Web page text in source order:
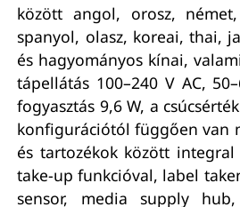
között angol, orosz,
spanyol, olasz, koreai, thai,
és hagyományos kínai,
tápellátás 100–240 V AC,
fogyasztás 9,6 W, a
konfigurációtól függően van
és tartozékok között
take-up funkcióval, label
sensor, media supply